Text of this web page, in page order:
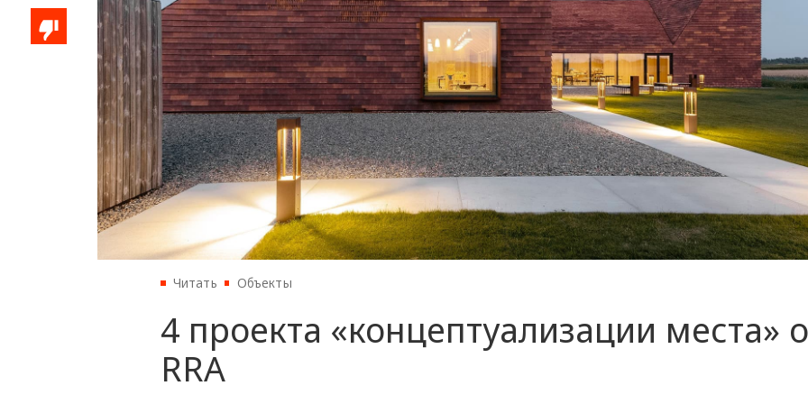
Читать Объекты
4 проекта «концептуализации места»
RRA